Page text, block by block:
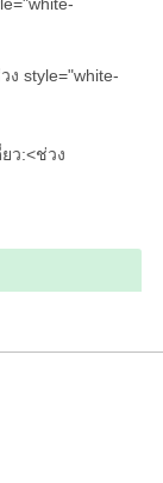
ง style="white-
ว:<ช่วง